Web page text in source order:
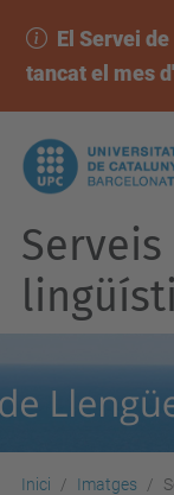
El Servei
tancat el mes
Inici Imatges